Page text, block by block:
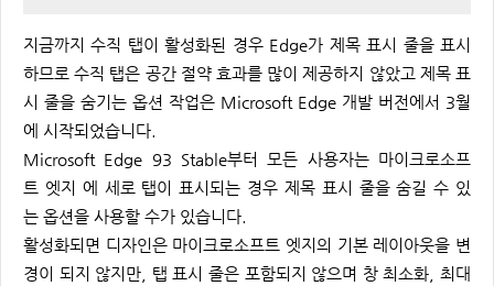
지금까지 수직 탭이 활성화된 경우 Edge가 제목 표시 줄을 표시
하므로 수직 탭은 공간 절약 효과를 많이 제공하지 않았고 제목 표
시 줄을 숨기는 옵션 작업은 Microsoft Edge 개발 버전에서 3월
에 시작되었습니다.
Microsoft Edge 93 Stable부터 모든 사용자는 마이크로소프
트 엣지 에 세로 탭이 표시되는 경우 제목 표시 줄을 숨길 수 있
는 옵션을 사용할 수가 있습니다.
활성화되면 디자인은 마이크로소프트 엣지의 기본 레이아웃을 변
경이 되지 않지만, 탭 표시 줄은 포함되지 않으며 창 최소화, 최대